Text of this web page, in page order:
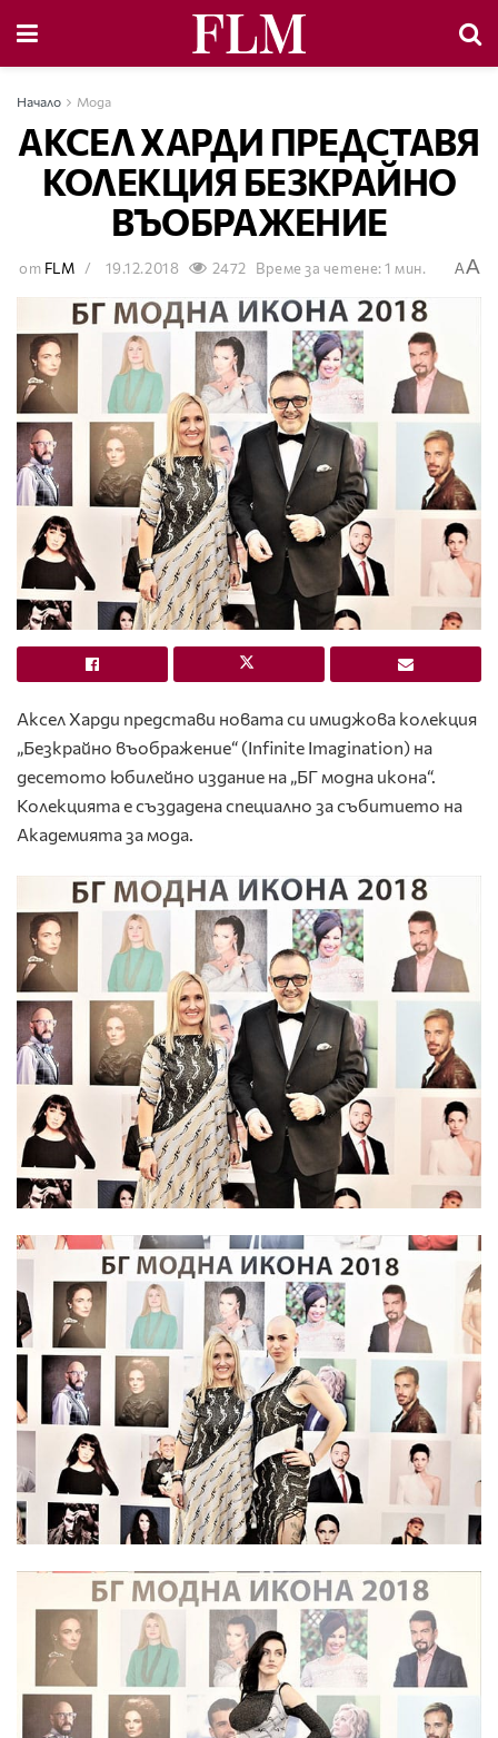
Начало Мода
АКСЕЛ ХАРДИ ПРЕДСТАВЯ
КОЛЕКЦИЯ БЕЗКРАЙНО
ВЪОБРАЖЕНИЕ
от FLM 19.12.2018 2472 Време за четене: 1 мин. AA
Аксел Харди представи новата си имиджова колекция
„Безкрайно въображение“ (Infinite Imagination) на
десетото юбилейно издание на „БГ модна икона“.
Колекцията е създадена специално за събитието на
Академията за мода.